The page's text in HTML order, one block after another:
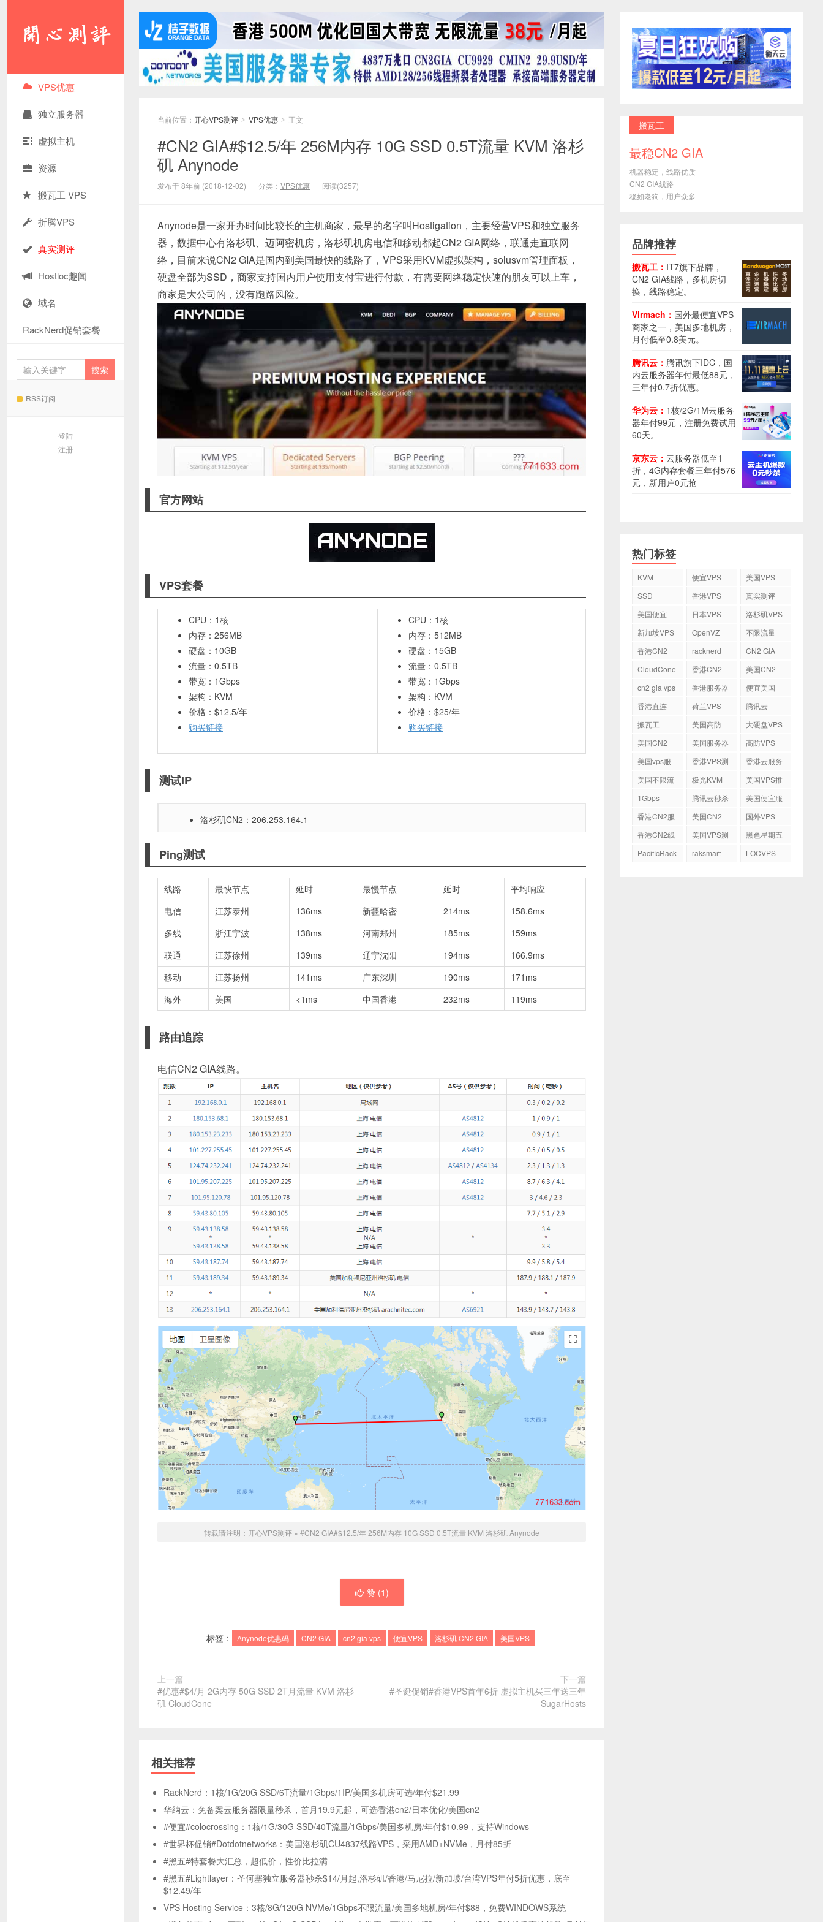
VPS优惠
独立服务器
虚拟主机
资源
搬瓦工 VPS
折腾VPS
真实测评
Hostloc趣闻
域名
RackNerd促销套餐
RSS订阅
登陆
注册
当前位置： 开心VPS测评 > VPS优惠 > 正文
#CN2 GIA#$12.5/年 256M内存 10G SSD 0.5T流量 KVM 洛杉
矶 Anynode
发布于 8年前 (2018-12-02) 分类： VPS优惠 阅读(3257)
Anynode是一家开办时间比较长的主机商家，最早的名字叫Hostigation，主要经营VPS和独立服务
器，数据中心有洛杉矶、迈阿密机房，洛杉矶机房电信和移动都起CN2 GIA网络，联通走直联网
络，目前来说CN2 GIA是国内到美国最快的线路了，VPS采用KVM虚拟架构，solusvm管理面板，
硬盘全部为SSD，商家支持国内用户使用支付宝进行付款，有需要网络稳定快速的朋友可以上车，
商家是大公司的，没有跑路风险。
官方网站
VPS套餐
CPU：1核
内存：256MB
硬盘：10GB
流量：0.5TB
带宽：1Gbps
架构：KVM
价格：$12.5/年
购买链接
CPU：1核
内存：512MB
硬盘：15GB
流量：0.5TB
带宽：1Gbps
架构：KVM
价格：$25/年
购买链接
测试IP
洛杉矶CN2：206.253.164.1
Ping测试
线路 最快节点 延时 最慢节点 延时
平均响应
电信
江苏泰州 136ms 新疆哈密 214ms
158.6ms
多线
浙江宁波 138ms 河南郑州 185ms
159ms
联通
江苏徐州 139ms 辽宁沈阳 194ms
166.9ms
移动
江苏扬州 141ms 广东深圳 190ms
171ms
海外
美国 <1ms 中国香港 232ms 119ms
路由追踪
电信CN2 GIA线路。
转载请注明： 开心VPS测评 » #CN2 GIA#$12.5/年 256M内存 10G SSD 0.5T流量 KVM 洛杉矶 Anynode
赞 (1)
标签： Anynode优惠码 CN2 GIA cn2 gia vps 便宜VPS 洛杉矶 CN2 GIA 美国VPS
上一篇
#优惠#$4/月 2G内存 50G SSD 2T月流量 KVM 洛杉
矶 CloudCone
下一篇
#圣诞促销#香港VPS首年6折 虚拟主机买三年送三年
SugarHosts
相关推荐
RackNerd：1核/1G/20G SSD/6T流量/1Gbps/1IP/美国多机房可选/年付$21.99
华纳云：免备案云服务器限量秒杀，首月19.9元起，可选香港cn2/日本优化/美国cn2
#便宜#colocrossing：1核/1G/30G SSD/40T流量/1Gbps/美国多机房/年付$10.99，支持Windows
#世界杯促销#Dotdotnetworks：美国洛杉矶CU4837线路VPS，采用AMD+NVMe，月付85折
#黑五#特套餐大汇总，超低价，性价比拉满
#黑五#Lightlayer：圣何塞独立服务器秒杀$14/月起,洛杉矶/香港/马尼拉/新加坡/台湾VPS年付5折优惠，底至
$12.49/年
VPS Hosting Service：3核/8G/120G NVMe/1Gbps不限流量/美国多地机房/年付$88，免费WINDOWS系统
搬瓦工
最稳CN2 GIA
机器稳定，线路优质
CN2 GIA线路
稳如老狗，用户众多
品牌推荐
搬瓦工： IT7旗下品牌，
CN2 GIA线路，多机房切
换，线路稳定。
Virmach： 国外最便宜VPS
商家之一，美国多地机房，
月付低至0.8美元。
腾讯云： 腾讯旗下IDC，国
内云服务器年付最低88元，
三年付0.7折优惠。
华为云： 1核/2G/1M云服务
器年付99元，注册免费试用
60天。
京东云： 云服务器低至1
折，4G内存套餐三年付576
元，新用户0元抢
热门标签
KVM 便宜VPS
美国VPS
SSD
香港VPS
真实测评
美国便宜
日本VPS
洛杉矶VPS
新加坡VPS
OpenVZ
不限流量
香港CN2
racknerd
CN2 GIA
CloudCone
香港CN2
美国CN2
cn2 gia vps
香港服务器
便宜美国
香港直连
荷兰VPS
腾讯云
搬瓦工
美国高防
大硬盘VPS
美国CN2
美国服务器
高防VPS
美国vps服
香港VPS测
香港云服务
美国不限流
极光KVM
美国VPS推
1Gbps 腾讯云秒杀
美国便宜服
香港CN2服
美国CN2
国外VPS
香港CN2线
美国VPS测
黑色星期五
PacificRack
raksmart LOCVPS